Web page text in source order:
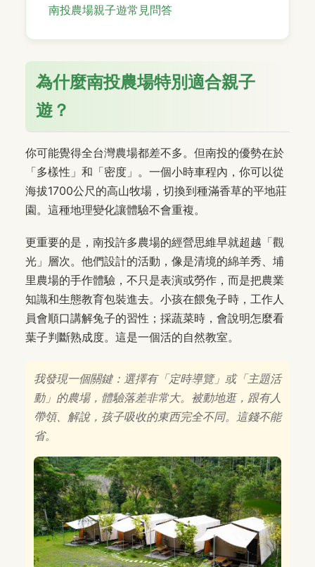
南投農場親子遊常見問答
為什麼南投農場特別適合親子
遊？
你可能覺得全台灣農場都差不多。但南投的優勢在於
「多樣性」和「密度」。一個小時車程內，你可以從
海拔1700公尺的高山牧場，切換到種滿香草的平地莊
園。這種地理變化讓體驗不會重複。
更重要的是，南投許多農場的經營思維早就超越「觀
光」層次。他們設計的活動，像是清境的綿羊秀、埔
里農場的手作體驗，不只是表演或勞作，而是把農業
知識和生態教育包裝進去。小孩在餵兔子時，工作人
員會順口講解兔子的習性；採蔬菜時，會說明怎麼看
葉子判斷熟成度。這是一個活的自然教室。
我發現一個關鍵：選擇有「定時導覽」或「主題活
動」的農場，體驗落差非常大。被動地逛，跟有人
帶領、解說，孩子吸收的東西完全不同。這錢不能
省。